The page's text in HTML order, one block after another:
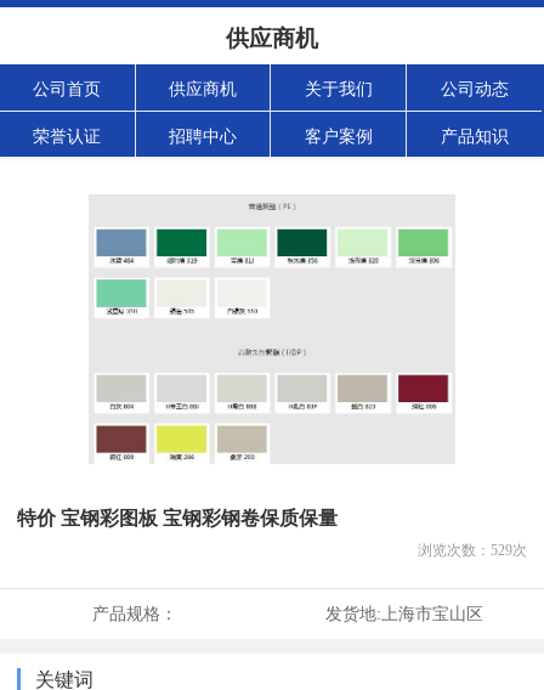
供应商机
公司首页 供应商机 关于我们 公司动态
荣誉认证 招聘中心 客户案例 产品知识
特价 宝钢彩图板 宝钢彩钢卷保质保量
浏览次数： 529次
产品规格： 发货地: 上海市宝山区
关键词